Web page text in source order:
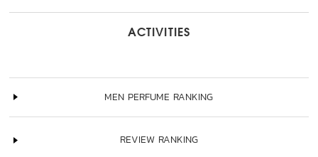
ACTIVITIES
MEN PERFUME RANKING
REVIEW RANKING